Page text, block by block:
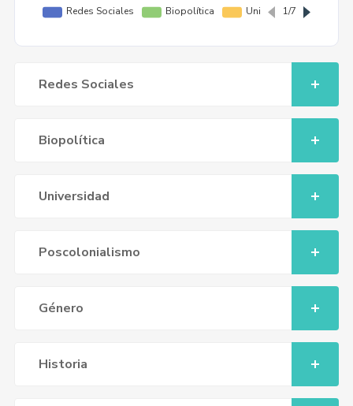
Redes Sociales
Biopolítica
Universidad
Poscolonialismo
Género
Historia